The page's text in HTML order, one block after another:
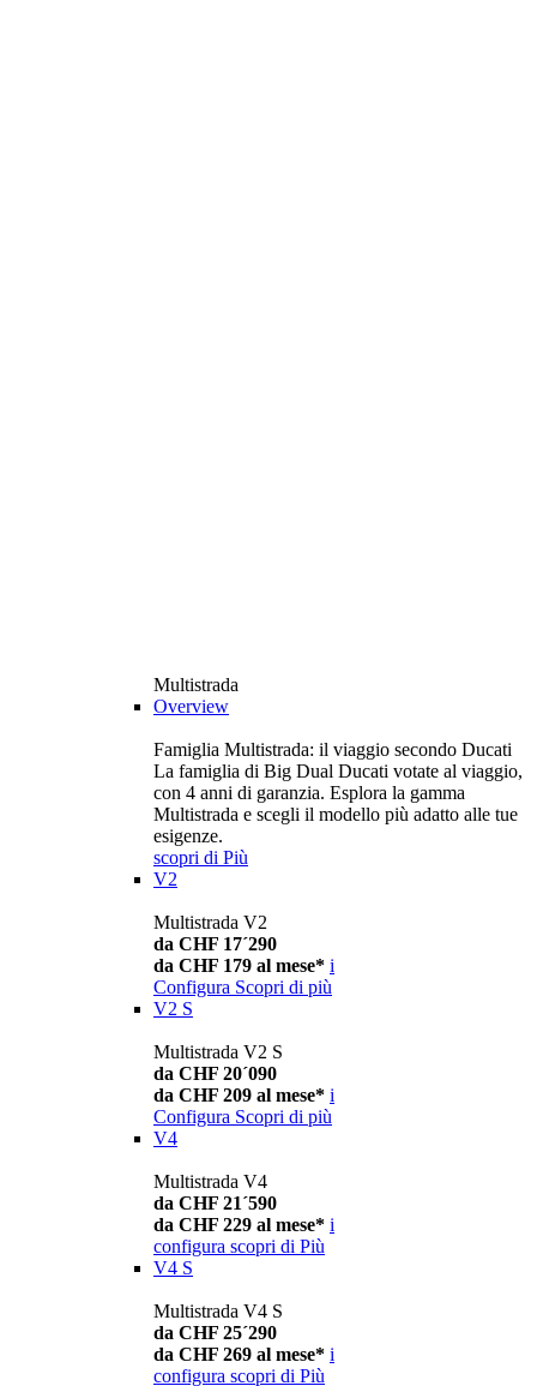
Multistrada
Overview
Famiglia Multistrada: il viaggio secondo Ducati
La famiglia di Big Dual Ducati votate al viaggio,
con 4 anni di garanzia. Esplora la gamma
Multistrada e scegli il modello più adatto alle tue
esigenze.
scopri di Più
V2
Multistrada V2
da CHF 17´290
da CHF 179 al mese* i
Configura Scopri di più
V2 S
Multistrada V2 S
da CHF 20´090
da CHF 209 al mese* i
Configura Scopri di più
V4
Multistrada V4
da CHF 21´590
da CHF 229 al mese* i
configura scopri di Più
V4 S
Multistrada V4 S
da CHF 25´290
da CHF 269 al mese* i
configura scopri di Più